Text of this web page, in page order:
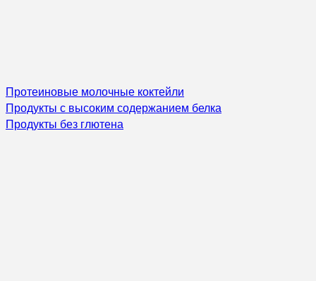
Протеиновые молочные коктейли
Продукты с высоким содержанием белка
Продукты без глютена